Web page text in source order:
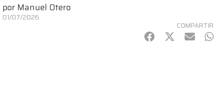
por Manuel Otero
01/07/2026
COMPARTIR
Facebook
Twitter
mail